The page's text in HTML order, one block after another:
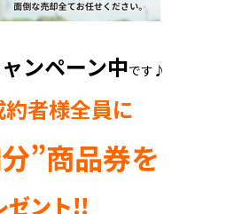
ンペーン中です♪
者様全員に
”商品券を
ゼント!!